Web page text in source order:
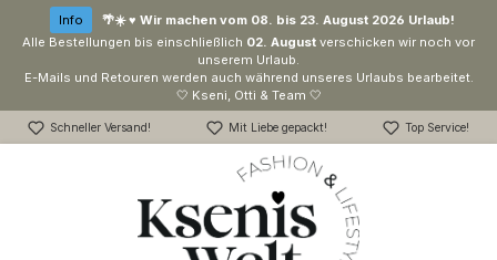
Zum Hauptinhalt springen
Info
🌴☀️ ♥ Wir machen vom 08. bis 23. August 2026 Urlaub!
Alle Bestellungen bis einschließlich 02. August verschicken wir noch vor
unserem Urlaub.
E-Mails und Retouren werden auch während unseres Urlaubs bearbeitet.
🤍 Kseni, Otti & Team 🤍
Schneller Versand! Mit Liebe gepackt! Top Service!